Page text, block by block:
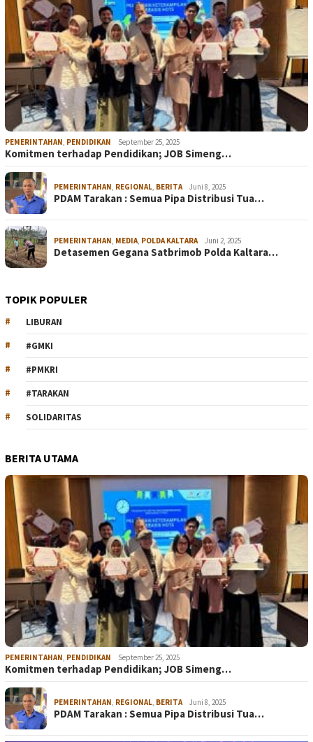
PEMERINTAHAN, PENDIDIKAN September 25, 2025
Komitmen terhadap Pendidikan; JOB Simeng…
PEMERINTAHAN, REGIONAL, BERITA Juni 8, 2025
PDAM Tarakan : Semua Pipa Distribusi Tua…
PEMERINTAHAN, MEDIA, POLDA KALTARA Juni 2, 2025
Detasemen Gegana Satbrimob Polda Kaltara…
TOPIK POPULER
LIBURAN
#GMKI
#PMKRI
#TARAKAN
SOLIDARITAS
BERITA UTAMA
PEMERINTAHAN, PENDIDIKAN September 25, 2025
Komitmen terhadap Pendidikan; JOB Simeng…
PEMERINTAHAN, REGIONAL, BERITA Juni 8, 2025
PDAM Tarakan : Semua Pipa Distribusi Tua…